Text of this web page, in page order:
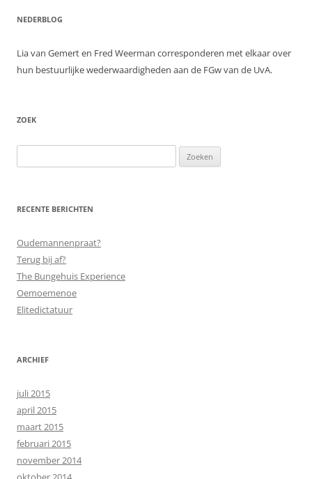
NEDERBLOG
Lia van Gemert en Fred Weerman corresponderen met elkaar over
hun bestuurlijke wederwaardigheden aan de FGw van de UvA.
ZOEK
naar:
RECENTE BERICHTEN
Oudemannenpraat?
Terug bij af?
The Bungehuis Experience
Oemoemenoe
Elitedictatuur
ARCHIEF
juli 2015
april 2015
maart 2015
februari 2015
november 2014